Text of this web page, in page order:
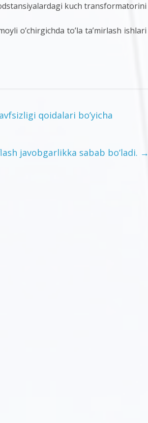
kuch transformatorini
o’chirgichda to’la ta’mirlash ishlari
qoidalari bo’yicha
javobgarlikka sabab bo‘ladi. →